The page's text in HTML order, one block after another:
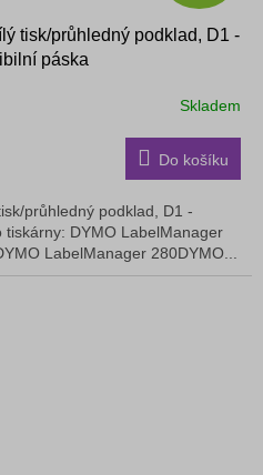
tisk/průhledný podklad, D1 -
páska
Skladem
Do košíku
průhledný podklad, D1 -
DYMO LabelManager
LabelManager 280DYMO...